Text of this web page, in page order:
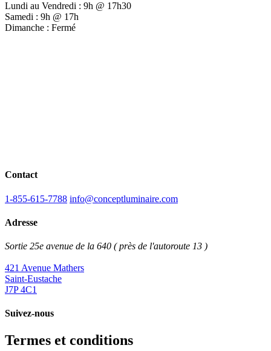
Lundi au Vendredi : 9h @ 17h30
Samedi : 9h @ 17h
Dimanche : Fermé
Contact
1-855-615-7788 info@conceptluminaire.com
Adresse
Sortie 25e avenue de la 640 ( près de l'autoroute 13 )
421 Avenue Mathers
Saint-Eustache
J7P 4C1
Suivez-nous
Termes et conditions